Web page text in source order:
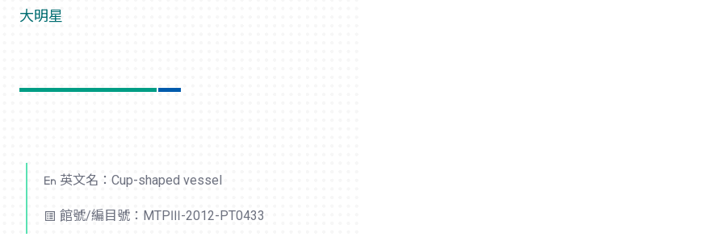
大明星
英文名：Cup-shaped vessel
館號/編目號：MTPⅢ-2012-PT0433